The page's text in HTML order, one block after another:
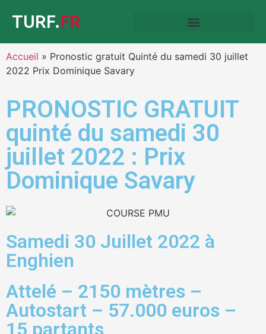
TURF.FR
Accueil » Pronostic gratuit Quinté du samedi 30 juillet
2022 Prix Dominique Savary
PRONOSTIC GRATUIT
quinté du samedi 30
juillet 2022 : Prix
Dominique Savary
Samedi 30 Juillet 2022 à
Enghien
Attelé – 2150 mètres –
Autostart – 57.000 euros –
15 partants